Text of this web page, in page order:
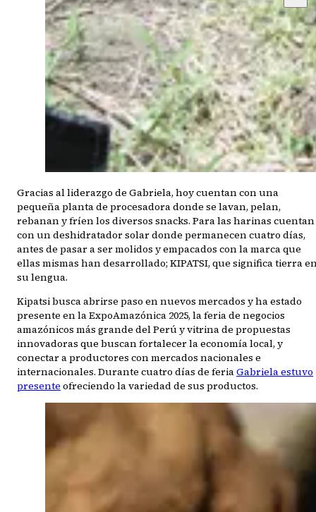
Gracias al liderazgo de Gabriela, hoy cuentan con una
pequeña planta de procesadora donde se lavan, pelan,
rebanan y fríen los diversos snacks. Para las harinas cuentan
con un deshidratador solar donde permanecen cuatro días,
antes de pasar a ser molidos y empacados con la marca que
ellas mismas han desarrollado; KIPATSI, que significa tierra
su lengua.
Kipatsi busca abrirse paso en nuevos mercados y ha estado
presente en la ExpoAmazónica 2025, la feria de negocios
amazónicos más grande del Perú y vitrina de propuestas
innovadoras que buscan fortalecer la economía local, y
conectar a productores con mercados nacionales e
internacionales. Durante cuatro días de feriaGabriela estuvo
presente ofreciendo la variedad de sus productos.